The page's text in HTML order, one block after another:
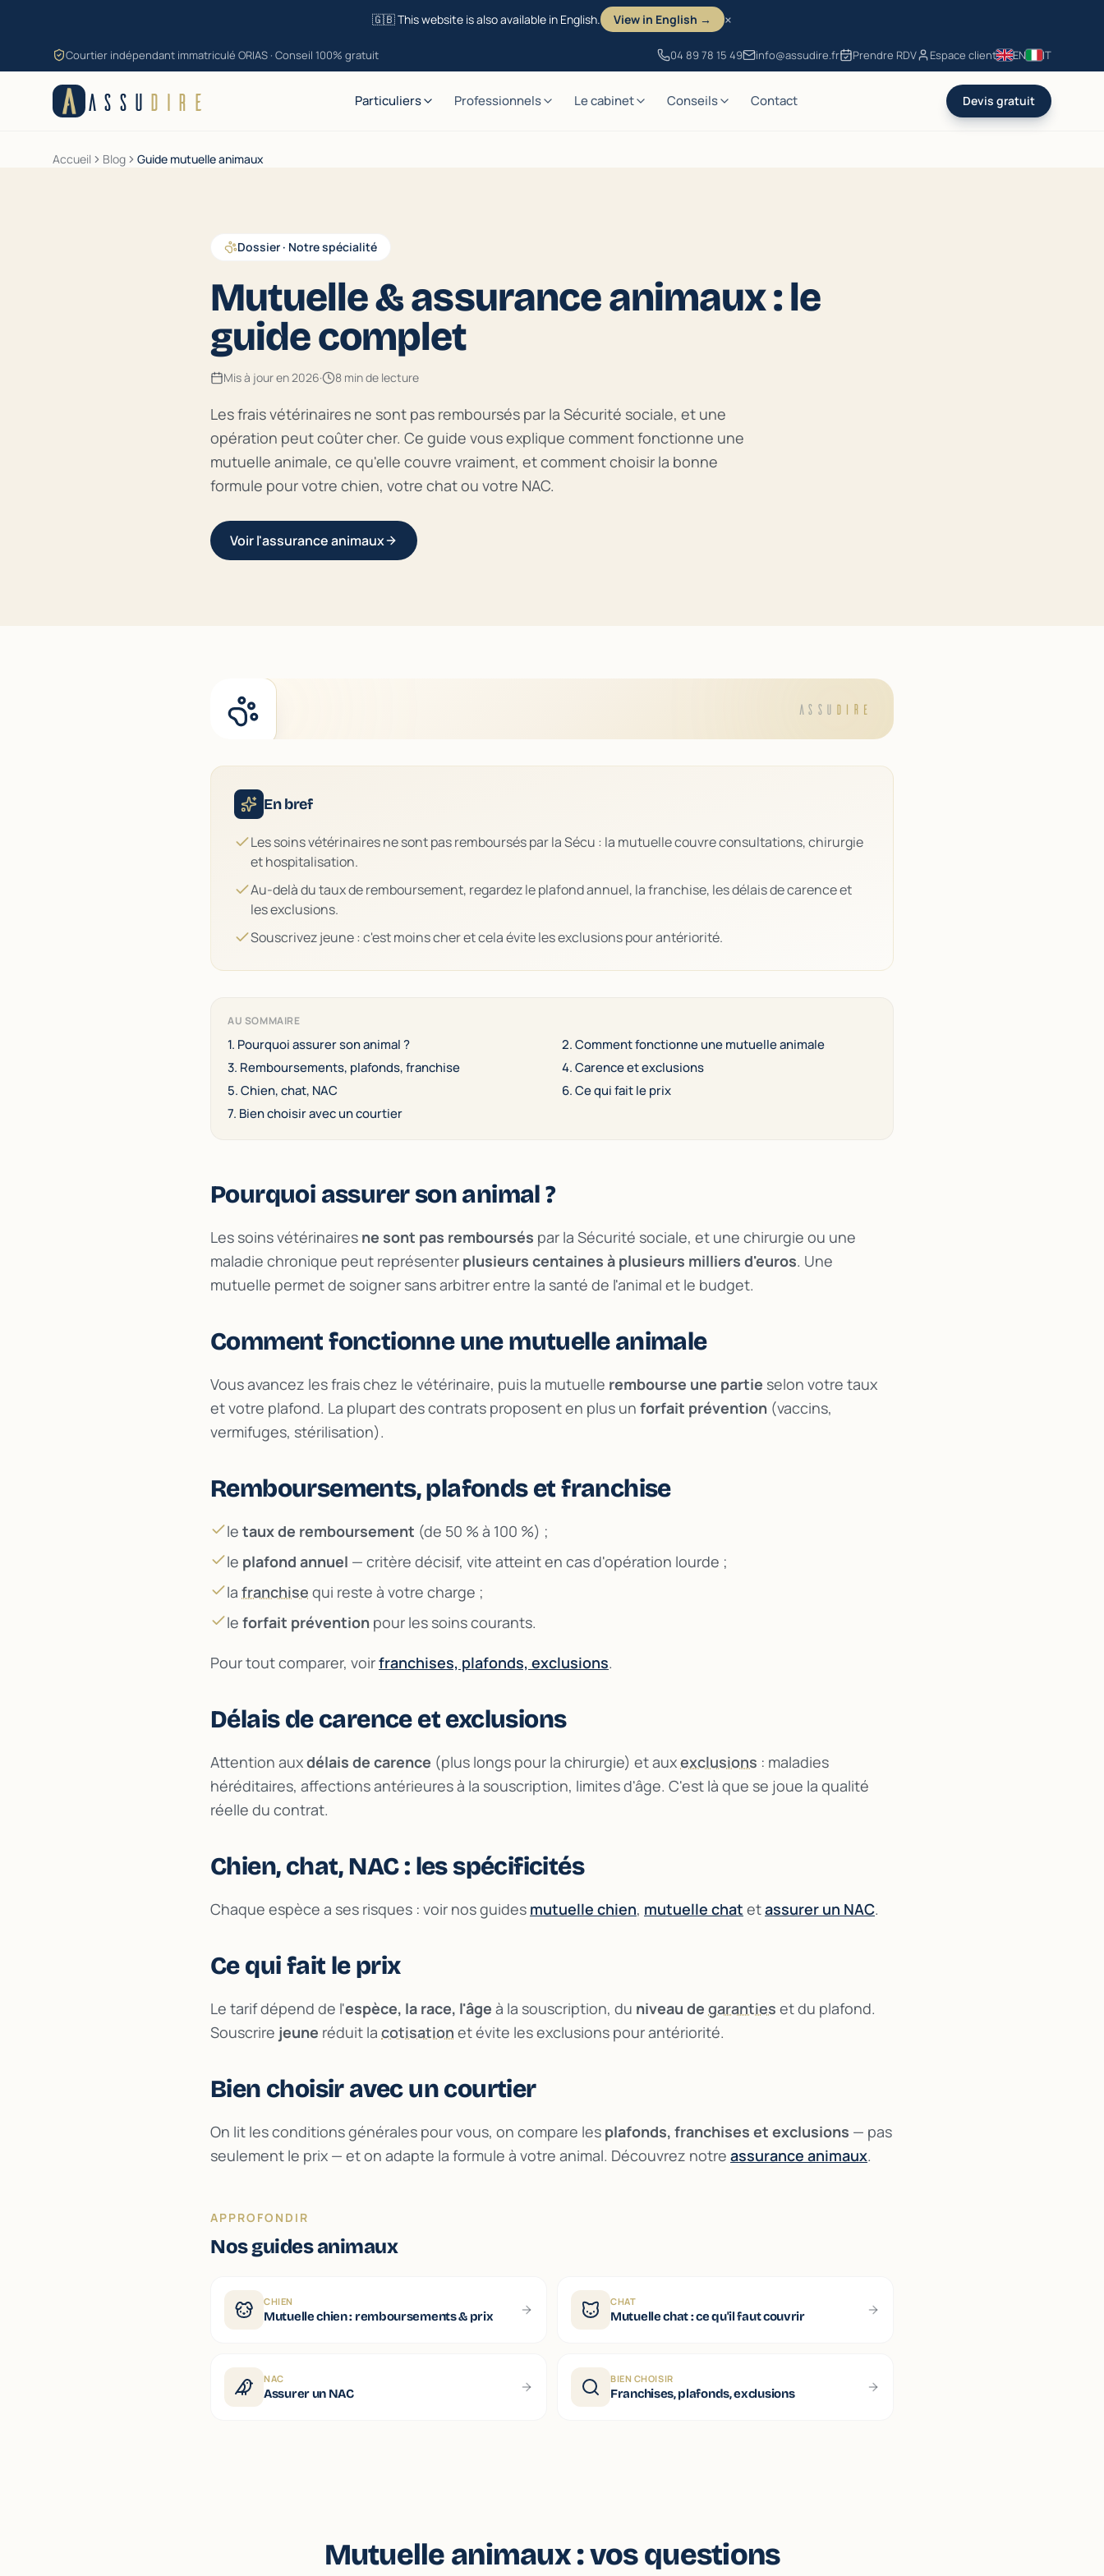
🇬🇧 This website is also available in English. View in English → ×
Aller au contenuCourtier indépendant immatriculé ORIAS · Conseil 100% gratuit 04 89 78 15 49 info@assudire.fr Prendre RDV Espace client EN IT
ASSU DIRE Particuliers Professionnels Le cabinet Conseils Contact Devis gratuit
Accueil Blog Guide mutuelle animaux
Dossier · Notre spécialité
Mutuelle & assurance animaux : le
guide complet
Mis à jour en 2026· 8 min de lecture
Les frais vétérinaires ne sont pas remboursés par la Sécurité sociale, et une
opération peut coûter cher. Ce guide vous explique comment fonctionne une
mutuelle animale, ce qu'elle couvre vraiment, et comment choisir la bonne
formule pour votre chien, votre chat ou votre NAC.
Voir l'assurance animaux
ASSU DIRE
En bref
Les soins vétérinaires ne sont pas remboursés par la Sécu : la mutuelle couvre consultations, chirurgie
et hospitalisation.
Au-delà du taux de remboursement, regardez le plafond annuel, la franchise, les délais de carence et
les exclusions.
Souscrivez jeune : c'est moins cher et cela évite les exclusions pour antériorité.
AU SOMMAIRE
1. Pourquoi assurer son animal ?
2. Comment fonctionne une mutuelle animale
3. Remboursements, plafonds, franchise
4. Carence et exclusions
5. Chien, chat, NAC
6. Ce qui fait le prix
7. Bien choisir avec un courtier
Pourquoi assurer son animal ?
Les soins vétérinaires ne sont pas remboursés par la Sécurité sociale, et une chirurgie ou une
maladie chronique peut représenter plusieurs centaines à plusieurs milliers d'euros. Une
mutuelle permet de soigner sans arbitrer entre la santé de l'animal et le budget.
Comment fonctionne une mutuelle animale
Vous avancez les frais chez le vétérinaire, puis la mutuelle rembourse une partie selon votre taux
et votre plafond. La plupart des contrats proposent en plus un forfait prévention (vaccins,
vermifuges, stérilisation).
Remboursements, plafonds et franchise
le taux de remboursement (de 50 % à 100 %) ;
le plafond annuel — critère décisif, vite atteint en cas d'opération lourde ;
la franchise qui reste à votre charge ;
le forfait prévention pour les soins courants.
Pour tout comparer, voirfranchises, plafonds, exclusions.
Délais de carence et exclusions
Attention auxdélais de carence (plus longs pour la chirurgie) et auxexclusions : maladies
héréditaires, affections antérieures à la souscription, limites d'âge. C'est là que se joue la qualité
réelle du contrat.
Chien, chat, NAC : les spécificités
Chaque espèce a ses risques : voir nos guides mutuelle chien, mutuelle chat etassurer un NAC.
Ce qui fait le prix
Le tarif dépend de l'espèce, la race, l'âge à la souscription, du niveau de garanties et du plafond.
Souscrire jeune réduit la cotisation et évite les exclusions pour antériorité.
Bien choisir avec un courtier
On lit les conditions générales pour vous, on compare les plafonds, franchises et exclusions — pas
seulement le prix — et on adapte la formule à votre animal. Découvrez notre assurance animaux.
APPROFONDIR
Nos guides animaux
CHIEN
Mutuelle chien : remboursements & prix
CHAT
Mutuelle chat : ce qu'il faut couvrir
NAC
Assurer un NAC
BIEN CHOISIR
Franchises, plafonds, exclusions
Mutuelle animaux : vos questions